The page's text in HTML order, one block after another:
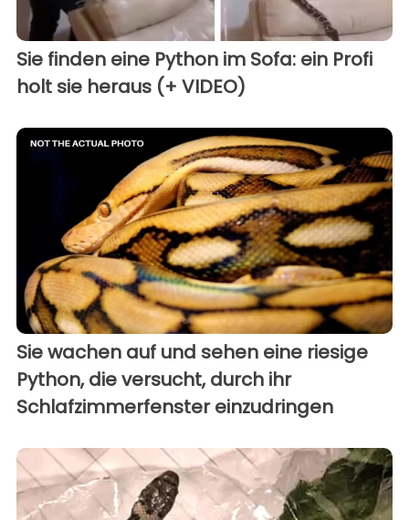
Sie finden eine Python im Sofa: ein Profi
holt sie heraus (+ VIDEO)
Sie wachen auf und sehen eine riesige
Python, die versucht, durch ihr
Schlafzimmerfenster einzudringen